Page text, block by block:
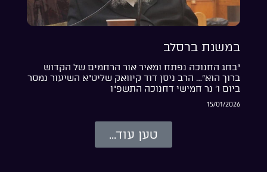
במשנת ברסלב
“בחג החנוכה נפתח ומאיר אור הרחמים של הקדוש
ברוך הוא”… הרב ניסן דוד קיוואק שליט”א השיעור נמסר
ביום ו’ נר חמישי דחנוכה התשפ”ו
15/01/2026
טען עוד...